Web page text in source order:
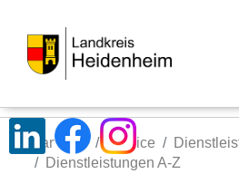
Startseite Service
Dienstleistungen A-Z